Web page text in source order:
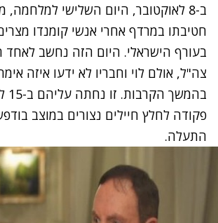
ב-8 לאוקטובר, היום השלישי
חטיבתו במרדף אחרי אנשי קומנדו
בעורף הישראלי. היום הזה נחשב
צה"ל, אולם לוי וחבריו לא ידעו איזה
פקודה לחלץ חיילים נצורים במוצב
התעלה.